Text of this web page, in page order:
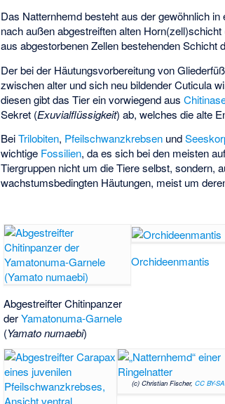
Das Natternhemd besteht aus der gewöhnlich
nach außen abgestreiften alten Horn(zell)schicht
aus abgestorbenen Zellen bestehenden Schicht
Der bei der Häutungsvorbereitung von
zwischen alter und sich neu bildender Cuticula
diesen gibt das Tier ein vorwiegend aus
Sekret (Exuvialflüssigkeit) ab, welches die alte
BeiTrilobiten, Pfeilschwanzkrebsen und
wichtige Fossilien, da es sich bei den meisten
Tiergruppen nicht um die Tiere selbst, sondern,
wachstumsbedingten Häutungen, meist um
Abgestreifter Chitinpanzer
derYamatonuma-Garnele
(Yamato numaebi)
Orchideenmantis
(c) Christian Fischer,CC BY-